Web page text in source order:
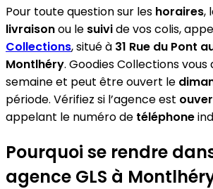
Pour toute question sur les horaires,
livraisonou le suivide vos colis,
Collections, situé à 31 Rue du Pont
Montlhéry. Goodies Collections
semaine et peut être ouvert le
période. Vérifiez si l’agence est
appelant le numéro de téléphone
Pourquoi se rendre
agence GLS à